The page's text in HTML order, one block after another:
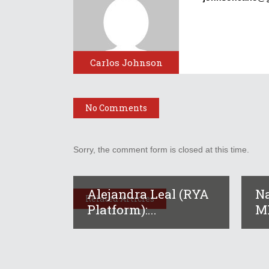
Carlos Johnson
No Comments
Sorry, the comment form is closed at this time.
Related Articles
Alejandra Leal (RYA
Platform):...